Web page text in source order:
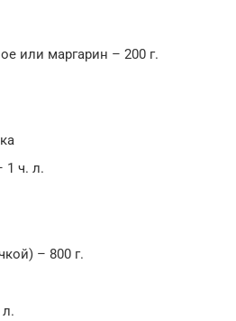
или маргарин – 200 г.
1 ч. л.
– 800 г.